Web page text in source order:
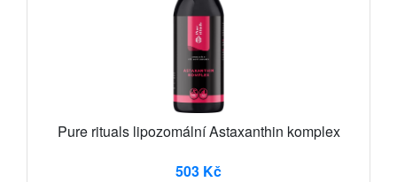
Pure rituals lipozomální Astaxanthin komplex
503 Kč